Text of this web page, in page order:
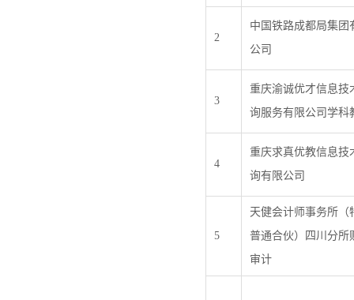
2
中国铁路成都局集团
公司
3
重庆渝诚优才信息技
询服务有限公司学科
4
重庆求真优教信息技
询有限公司
5
天健会计师事务所（
普通合伙）四川分所
审计